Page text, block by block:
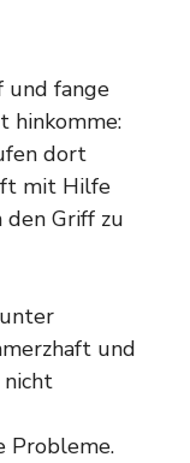
und fange
hinkomme:
dort
mit Hilfe
den Griff zu
und
nicht
Probleme.